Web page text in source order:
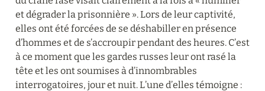
et dégrader la prisonnière ». Lors de leur captivité,
elles ont été forcées de se déshabiller en présence
d’hommes et de s’accroupir pendant des heures. C’est
à ce moment que les gardes russes leur ont rasé la
tête et les ont soumises à d’innombrables
interrogatoires, jour et nuit. L’une d’elles témoigne :